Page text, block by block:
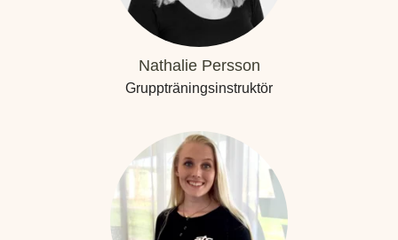
Nathalie Persson
Gruppträningsinstruktör